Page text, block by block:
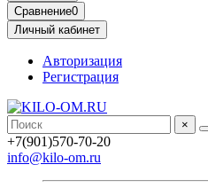
Сравнение0
Личный кабинет
Авторизация
Регистрация
×
+7(901)570-70-20
info@kilo-om.ru